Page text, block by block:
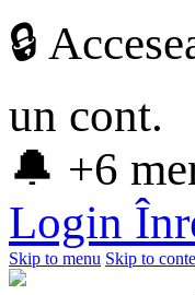
🔒
un cont.
🔔 +6
Login
Skip to menu Skip to